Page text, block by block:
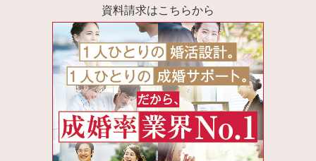
資料請求はこちらから